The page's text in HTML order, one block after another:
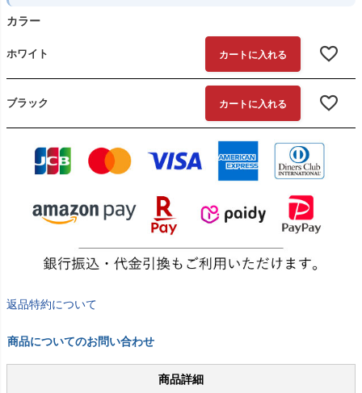
カラー
ホワイト カートに入れる
ブラック カートに入れる
返品特約について
商品についてのお問い合わせ
商品詳細